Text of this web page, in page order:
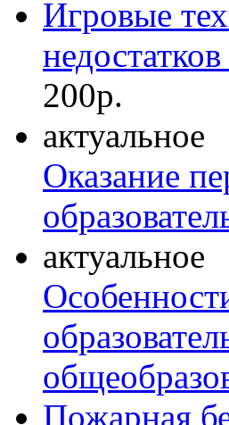
Игровые
200р.
актуальное
Оказание
актуальное
Пожарная